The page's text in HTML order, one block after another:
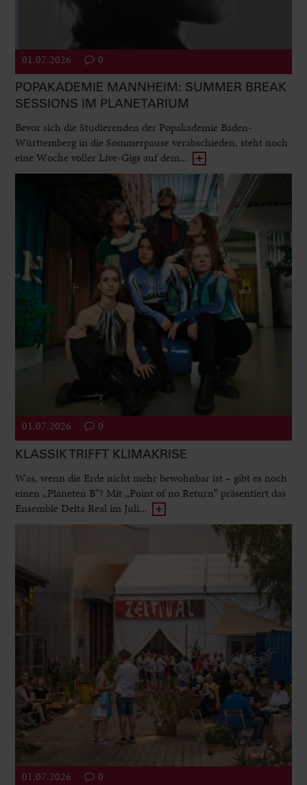
01.07.2026 0
POPAKADEMIE MANNHEIM: SUMMER BREAK
SESSIONS IM PLANETARIUM
Bevor sich die Studierenden der Popakademie Baden-
Württemberg in die Sommerpause verabschieden, steht noch
eine Woche voller Live-Gigs auf dem...
01.07.2026 0
KLASSIK TRIFFT KLIMAKRISE
Was, wenn die Erde nicht mehr bewohnbar ist – gibt es noch
einen „Planeten B“? Mit „Point of no Return“ präsentiert das
Ensemble Delta Real im Juli...
01.07.2026 0